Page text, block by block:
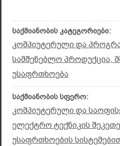
საქმიანობის კატეგორიები:
კომპიუტერული და
სამშენებლო პროდუქცია,
უსაფრთხოება
საქმიანობის სფერო:
კომპიუტერული და
ელექტრო ტექნიკის
უსაფრთხოების